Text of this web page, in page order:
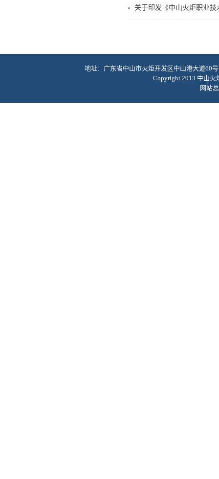
关于印发《中山火炬职业
地址：广东省中山市火炬开发区中山港大道60
Copyright 2013 中山
网站